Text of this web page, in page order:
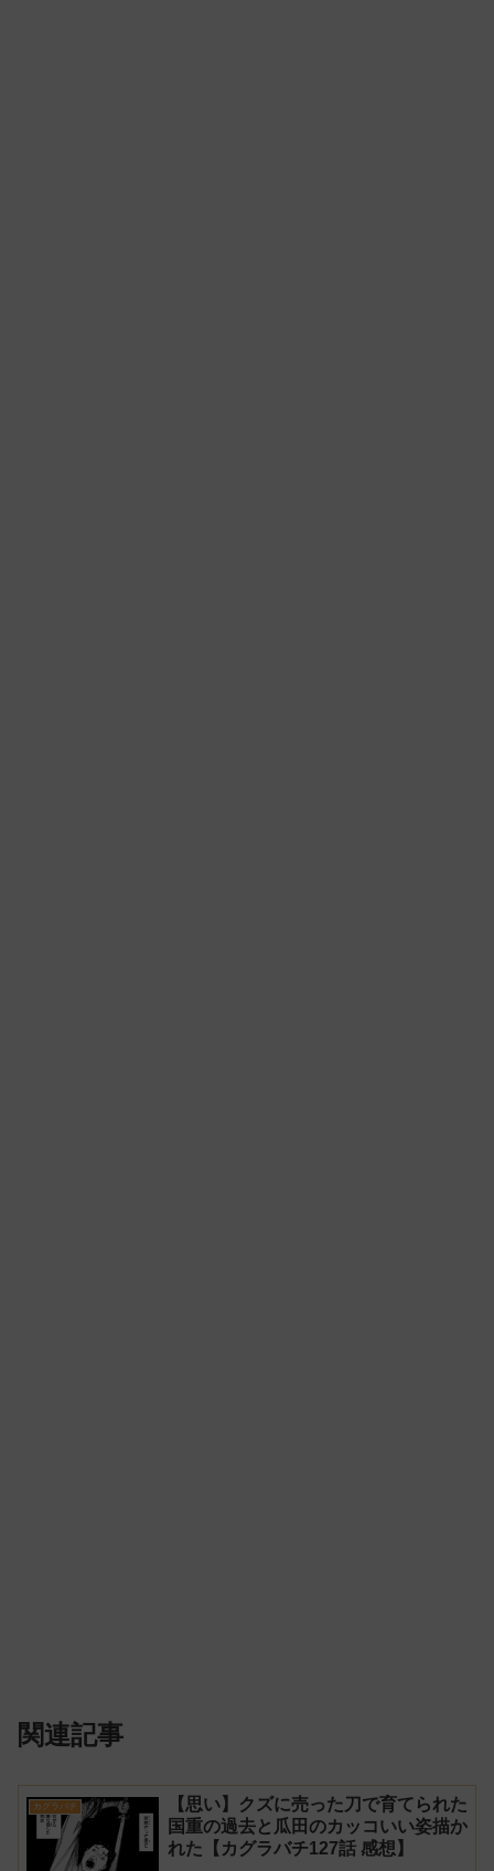
関連記事
カグラバチ
【思い】クズに売った刀で育てられた
国重の過去と瓜田のカッコいい姿描か
れた【カグラバチ127話 感想】